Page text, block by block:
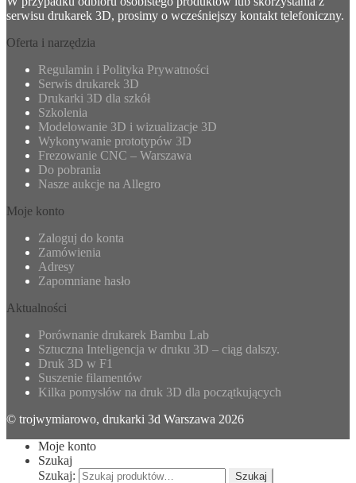
serwisu drukarek 3D, prosimy o wcześniejszy kontakt telefoniczny.
Oferta i narzędzia
Regulamin i Polityka Prywatności
Serwis drukarek 3D
Drukarki 3D dla szkół
Szkolenia
Modelowanie 3D i wizualizacje 3D
Wykonywanie prototypów 3D
Frezowanie CNC – Warszawa
Do pobrania
Nasze aukcje na Allegro
Moje konto
Zaloguj do konta
Zamówienia
Adresy
Zapomniane hasło
Aktualności
Porównanie drukarek Bambu Lab
Sztuczna Inteligencja w druku 3D – ciąg dalszy.
Druk 3D w F1
Suszenie filamentów
Kilka pomysłów na druk 3D dla początkujących
© trojwymiarowo, drukarki 3d Warszawa 2026
Moje konto
Szukaj
Szukaj:
Szukaj